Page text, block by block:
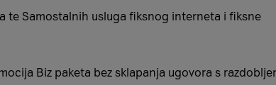
te Samostalnih usluga fiksnog interneta i fiksne
Biz paketa bez sklapanja ugovora s